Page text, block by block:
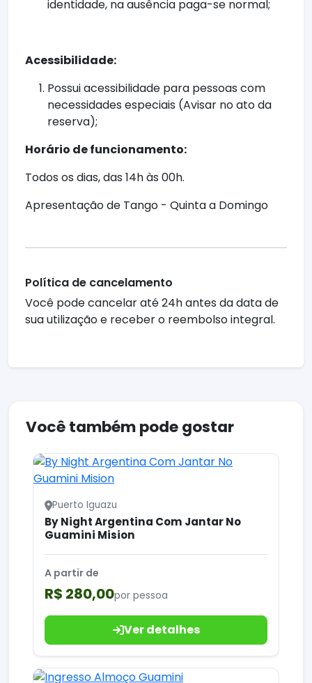
identidade, na ausência paga-se normal;
Acessibilidade:
Possui acessibilidade para pessoas com
necessidades especiais (Avisar no ato da
reserva);
Horário de funcionamento:
Todos os dias, das 14h às 00h.
Apresentação de Tango - Quinta a Domingo
Política de cancelamento
Você pode cancelar até 24h antes da data de
sua utilização e receber o reembolso integral.
Você também pode gostar
Puerto Iguazu
By Night Argentina Com Jantar No
Guamini Mision
A partir de
R$ 280,00por pessoa
Ver detalhes